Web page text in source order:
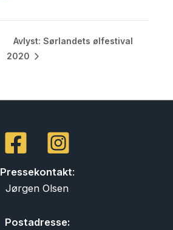
Avlyst: Sørlandets ølfestival
2020
Pressekontakt:
Jørgen Olsen
Postadresse: